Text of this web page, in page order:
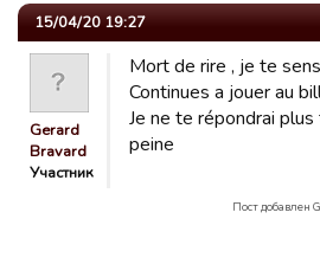
15/04/20 19:27
Gerard
Bravard
Участник
Mort de rire , je te
Continues a jouer au
Je ne te répondrai
peine
Пост добавлен